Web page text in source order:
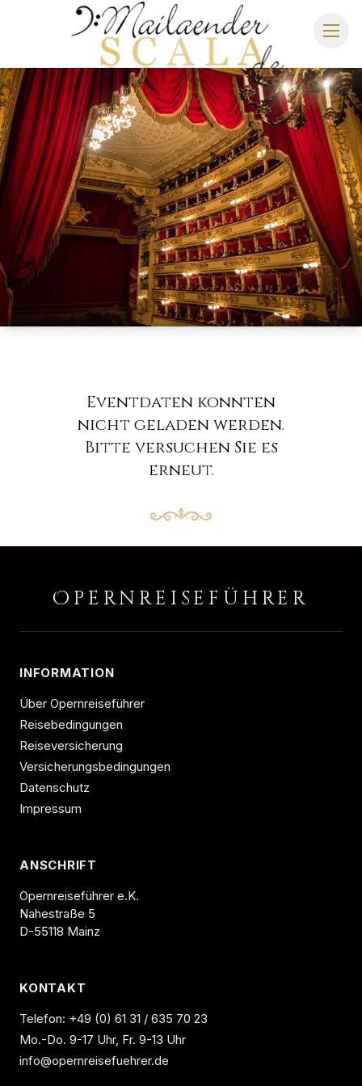
MAILÄNDER SCALA
SPIELPLAN 2026/2027
SITZPLAN HOTELS
Eventdaten konnten
nicht geladen werden.
Bitte versuchen Sie es
erneut.
O PERNREISEFÜHRER
INFORMATION
Über Opernreiseführer
Reisebedingungen
Reiseversicherung
Versicherungsbedingungen
Datenschutz
Impressum
ANSCHRIFT
Opernreiseführer e.K.
Nahestraße 5
D-55118 Mainz
KONTAKT
Telefon: +49 (0) 61 31 / 635 70 23
Mo.-Do. 9-17 Uhr, Fr. 9-13 Uhr
info@opernreisefuehrer.de